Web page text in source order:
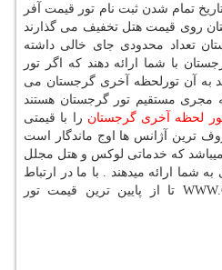
مانده به تاریخ تمام شدن ثبت نام تور قیمت آفر
روی قیمت هتل تخفیف می گذارند
تعداد محدودی جای خالی داشته
با شما ارائه دهند که اگر تور
به آن تورلحظه آخری گرجستان می
مجری مستقیم تور گرجستان هستند
لحظه آخری گرجستان را با قیمتی
ترین آژانس ها اوج ماندگار است
که خدماتی لوکس و هتل مجلل
شما ارائه میدهند . با ما در ارتباط
باشید WWW.OUJMANDEGAR.COM تا از پایین ترین قیمت تور